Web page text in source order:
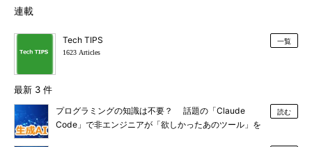
連載
Tech TIPS
1623 Articles
一覧
最新 3 件
プログラミングの知識は不要？ 話題の「Claude
Code」で非エンジニアが「欲しかったあのツール」を
読む